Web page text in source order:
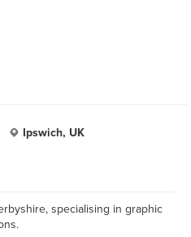
Ipswich, UK
specialising in graphic